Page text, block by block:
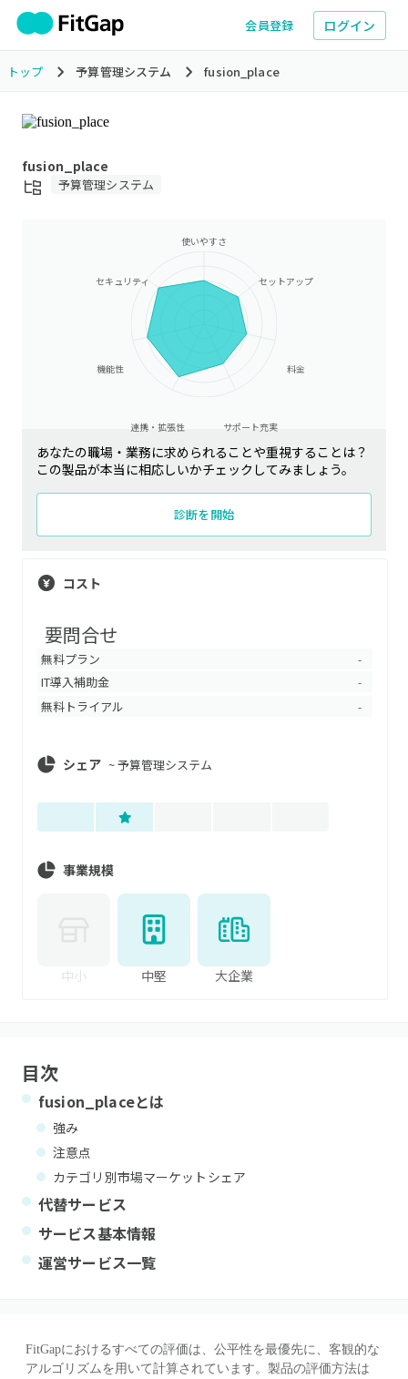
会員登録 ログイン
トップ 予算管理システム fusion_place
fusion_place
予算管理システム
使いやすさ
セットアップ
料金
サポート充実
連携・拡張性
機能性
セキュリティ
あなたの職場・業務に求められることや重視することは？
この製品が本当に相応しいかチェックしてみましょう。
診断を開始
コスト
要問合せ
無料プラン -
IT導入補助金 -
無料トライアル -
シェア ~予算管理システム
事業規模
中小 中堅 大企業
目次
fusion_placeとは
強み
注意点
カテゴリ別市場マーケットシェア
代替サービス
サービス基本情報
運営サービス一覧
FitGapにおけるすべての評価は、公平性を最優先に、客観的な
アルゴリズムを用いて計算されています。製品の評価方法は